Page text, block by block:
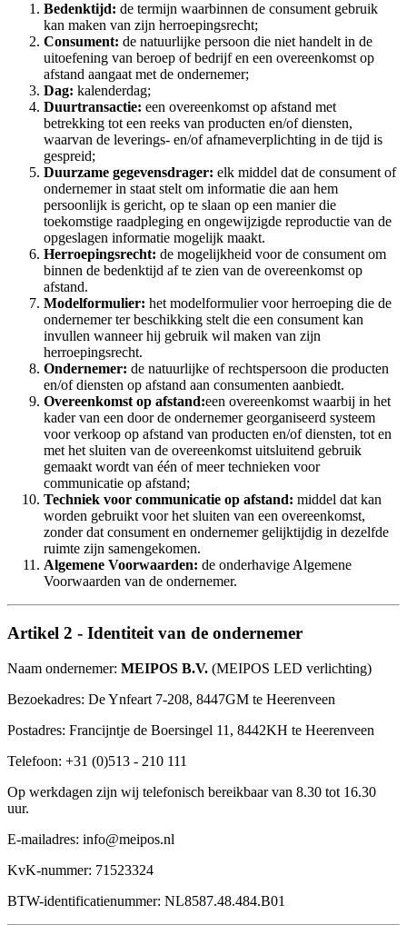
Bedenktijd: de termijn waarbinnen de consument gebruik
kan maken van zijn herroepingsrecht;
Consument: de natuurlijke persoon die niet handelt in de
uitoefening van beroep of bedrijf en een overeenkomst op
afstand aangaat met de ondernemer;
Dag: kalenderdag;
Duurtransactie: een overeenkomst op afstand met
betrekking tot een reeks van producten en/of diensten,
waarvan de leverings- en/of afnameverplichting in de tijd is
gespreid;
Duurzame gegevensdrager: elk middel dat de consument of
ondernemer in staat stelt om informatie die aan hem
persoonlijk is gericht, op te slaan op een manier die
toekomstige raadpleging en ongewijzigde reproductie van de
opgeslagen informatie mogelijk maakt.
Herroepingsrecht: de mogelijkheid voor de consument om
binnen de bedenktijd af te zien van de overeenkomst op
afstand.
Modelformulier: het modelformulier voor herroeping die de
ondernemer ter beschikking stelt die een consument kan
invullen wanneer hij gebruik wil maken van zijn
herroepingsrecht.
Ondernemer: de natuurlijke of rechtspersoon die producten
en/of diensten op afstand aan consumenten aanbiedt.
Overeenkomst op afstand:een overeenkomst waarbij in het
kader van een door de ondernemer georganiseerd systeem
voor verkoop op afstand van producten en/of diensten, tot en
met het sluiten van de overeenkomst uitsluitend gebruik
gemaakt wordt van één of meer technieken voor
communicatie op afstand;
Techniek voor communicatie op afstand: middel dat kan
worden gebruikt voor het sluiten van een overeenkomst,
zonder dat consument en ondernemer gelijktijdig in dezelfde
ruimte zijn samengekomen.
Algemene Voorwaarden: de onderhavige Algemene
Voorwaarden van de ondernemer.
Artikel 2 - Identiteit van de ondernemer
Naam ondernemer: MEIPOS B.V. (MEIPOS LED verlichting)
Bezoekadres: De Ynfeart 7-208, 8447GM te Heerenveen
Postadres: Francijntje de Boersingel 11, 8442KH te Heerenveen
Telefoon: +31 (0)513 - 210 111
Op werkdagen zijn wij telefonisch bereikbaar van 8.30 tot 16.30
uur.
E-mailadres: info@meipos.nl
KvK-nummer: 71523324
BTW-identificatienummer: NL8587.48.484.B01